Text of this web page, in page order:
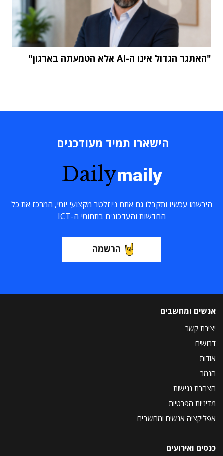
"האתגר הגדול אינו ה-AI אלא הטמעתה בארגון"
הישארו תמיד מעודכנים
Dailymaily
הירשמו עכשיו ותקבלו גם אתם ניוזלטר מקצועי יומי, המרכז את כל
החדשות והעדכונים בתחומי ה-ICT
הרשמה
אנשים ומחשבים
יצירת קשר
דרושים
אודות
הנמר
הצהרת נגישות
מדיניות הפרטיות
אפליקציה אנשים ומחשבים
כנסים ואירועים